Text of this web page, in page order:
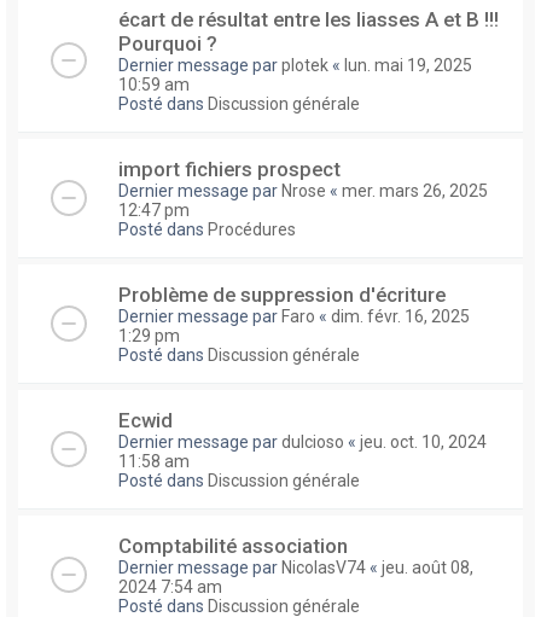
écart de résultat entre les liasses A et B !!!
Pourquoi ?
Dernier message parplotek « lun. mai 19, 2025
10:59 am
Posté dans Discussion générale
import fichiers prospect
Dernier message par Nrose « mer. mars 26, 2025
12:47 pm
Posté dans Procédures
Problème de suppression d'écriture
Dernier message par Faro « dim. févr. 16, 2025
1:29 pm
Posté dans Discussion générale
Ecwid
Dernier message pardulcioso « jeu. oct. 10, 2024
11:58 am
Posté dans Discussion générale
Comptabilité association
Dernier message par NicolasV74 « jeu. août 08,
2024 7:54 am
Posté dans Discussion générale